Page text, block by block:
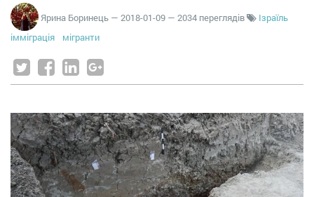
Ярина Боринець — 2018-01-09 — 2034 переглядів
Ізраїль
імміграція
мігранти